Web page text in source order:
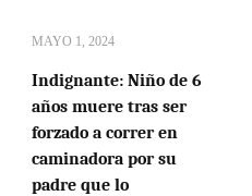
MAYO 1, 2024
Indignante: Niño de 6
años muere tras ser
forzado a correr en
caminadora por su
padre que lo